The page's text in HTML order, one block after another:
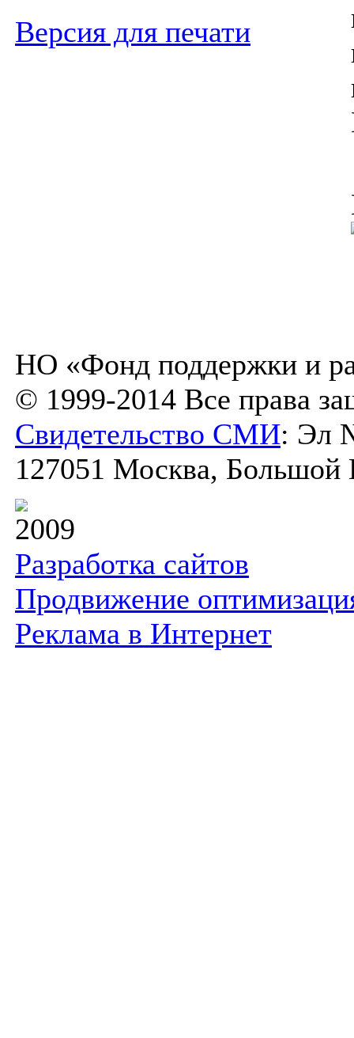
Версия для печати
НО «Фонд поддержки и
© 1999-2014 Все права
Свидетельство СМИ: Эл
127051 Москва, Большой
2009
Разработка сайтов
Продвижение
Реклама в Интернет